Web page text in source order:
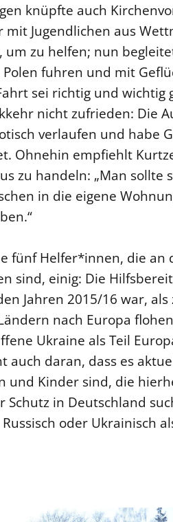
knüpfte auch
mit Jugendlichen aus
um zu helfen; nun
fuhren und mit
sei richtig und wichtig
nicht zufrieden: Die
verlaufen und habe
Ohnehin empfiehlt
zu handeln: „Man sollte
in die eigene
fünf Helfer*innen, die an
sind, einig: Die
Jahren 2015/16 war,
nach Europa
Ukraine als Teil
auch daran, dass es
und Kinder sind, die
Schutz in Deutschland
oder Ukrainisch